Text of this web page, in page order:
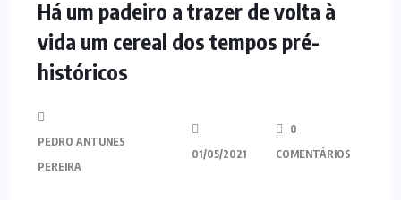
Há um padeiro a trazer de volta à
vida um cereal dos tempos pré-
históricos
PEDRO ANTUNES
PEREIRA
01/05/2021
0
COMENTÁRIOS